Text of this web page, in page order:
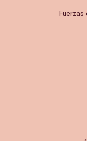
Fuerzas